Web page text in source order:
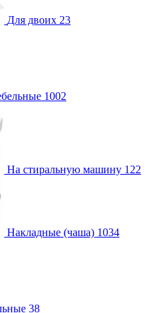
Для двоих 23
1002
На стиральную машину 122
Накладные (чаша) 1034
38